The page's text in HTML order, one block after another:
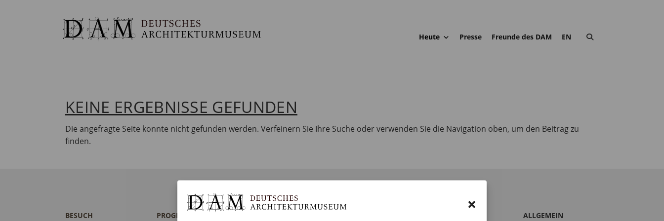
Heute Presse Freunde des DAM EN
KEINE ERGEBNISSE GEFUNDEN
Die angefragte Seite konnte nicht gefunden werden. Verfeinern Sie Ihre Suche oder verwenden Sie die Navigation oben, um den Beitrag zu
finden.
BESUCH
PROGRAMM
ALLGEMEIN